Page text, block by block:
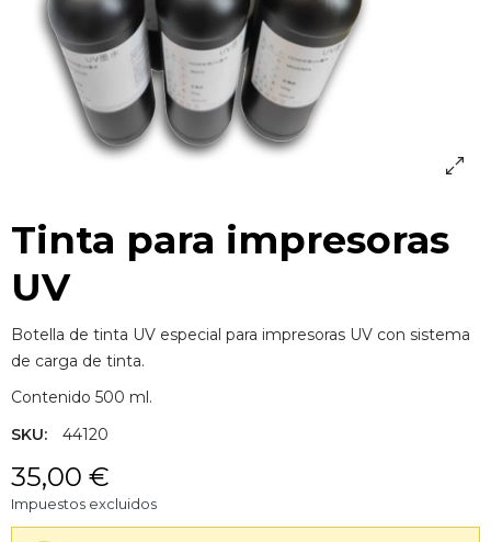
Tinta para impresoras
UV
Botella de tinta UV especial para impresoras UV con sistema
de carga de tinta.
Contenido 500 ml.
SKU:
44120
35,00 €
Impuestos excluidos